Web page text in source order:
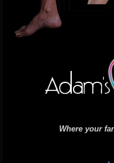
Where your